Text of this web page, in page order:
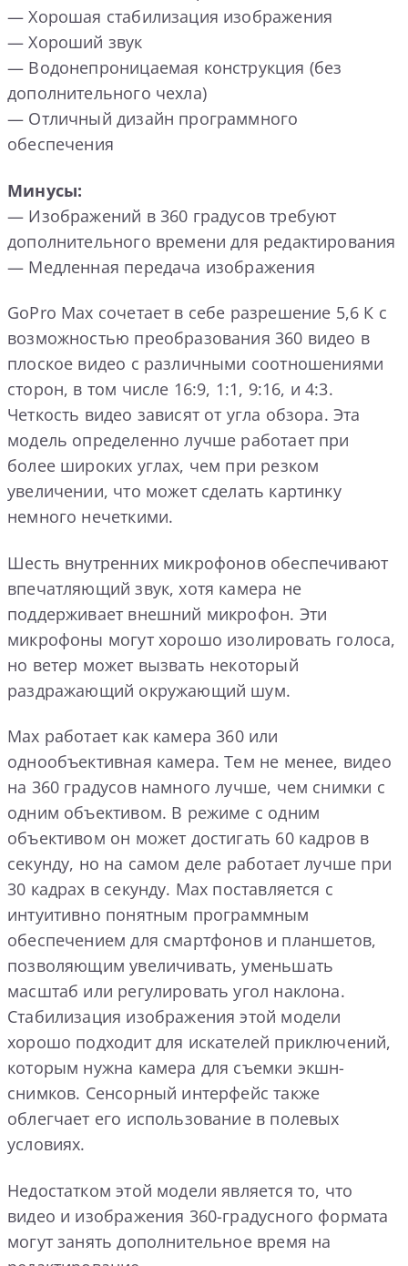
— Хорошая стабилизация изображения
— Хороший звук
— Водонепроницаемая конструкция (без
дополнительного чехла)
— Отличный дизайн программного
обеспечения
Минусы:
— Изображений в 360 градусов требуют
дополнительного времени для редактирования
— Медленная передача изображения
GoPro Max сочетает в себе разрешение 5,6 К с
возможностью преобразования 360 видео в
плоское видео с различными соотношениями
сторон, в том числе 16:9, 1:1, 9:16, и 4:3.
Четкость видео зависят от угла обзора. Эта
модель определенно лучше работает при
более широких углах, чем при резком
увеличении, что может сделать картинку
немного нечеткими.
Шесть внутренних микрофонов обеспечивают
впечатляющий звук, хотя камера не
поддерживает внешний микрофон. Эти
микрофоны могут хорошо изолировать голоса,
но ветер может вызвать некоторый
раздражающий окружающий шум.
Max работает как камера 360 или
однообъективная камера. Тем не менее, видео
на 360 градусов намного лучше, чем снимки с
одним объективом. В режиме с одним
объективом он может достигать 60 кадров в
секунду, но на самом деле работает лучше при
30 кадрах в секунду. Max поставляется с
интуитивно понятным программным
обеспечением для смартфонов и планшетов,
позволяющим увеличивать, уменьшать
масштаб или регулировать угол наклона.
Стабилизация изображения этой модели
хорошо подходит для искателей приключений,
которым нужна камера для съемки экшн-
снимков. Сенсорный интерфейс также
облегчает его использование в полевых
условиях.
Недостатком этой модели является то, что
видео и изображения 360-градусного формата
могут занять дополнительное время на